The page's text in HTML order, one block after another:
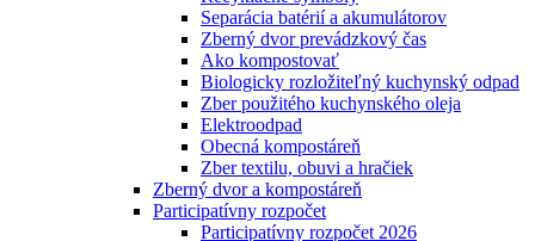
Separácia batérií a akumulátorov
Zberný dvor prevádzkový čas
Ako kompostovať
Biologicky rozložiteľný kuchynský odpad
Zber použitého kuchynského oleja
Elektroodpad
Obecná kompostáreň
Zber textilu, obuvi a hračiek
Zberný dvor a kompostáreň
Participatívny rozpočet
Participatívny rozpočet 2026